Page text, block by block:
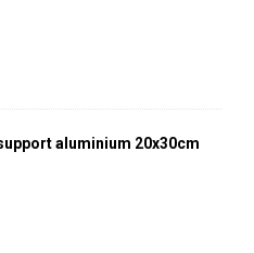
aluminium 20x30cm